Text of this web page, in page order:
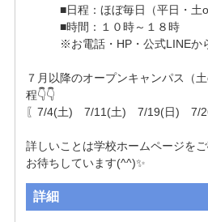
■日程：ほぼ毎日（平日・土or
■時間：１０時～１８時
※お電話・HP・公式LINEか
７月以降のオープンキャンパス（
程👇👇
〖7/4(土)　7/11(土)　7/19(日)　
詳しいことは学校ホームページを
お待ちしています(^^)✨
詳細